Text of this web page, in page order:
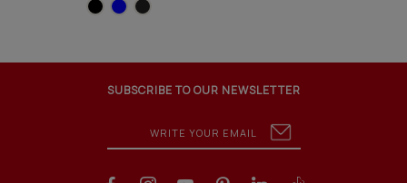
SUBSCRIBE TO OUR NEWSLETTER